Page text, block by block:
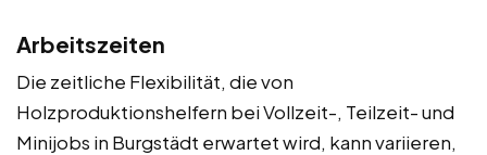
Arbeitszeiten
Die zeitliche Flexibilität, die von
Holzproduktionshelfern bei Vollzeit-, Teilzeit- und
Minijobs in Burgstädt erwartet wird, kann variieren,